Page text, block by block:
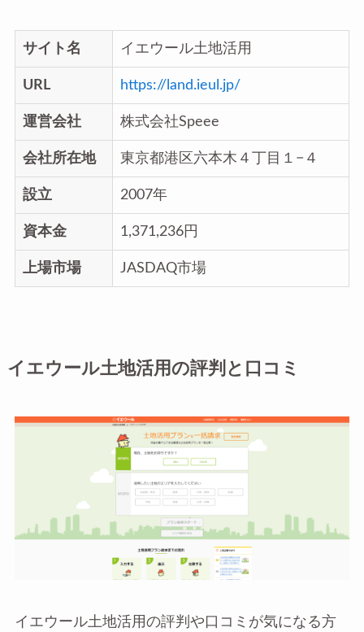
サイト名 イエウール土地活用
URL https://land.ieul.jp/
運営会社 株式会社Speee
会社所在地 東京都港区六本木４丁目１−４
設立 2007年
資本金 1,371,236円
上場市場 JASDAQ市場
イエウール土地活用の評判と口コミ
イエウール土地活用の評判や口コミが気になる方